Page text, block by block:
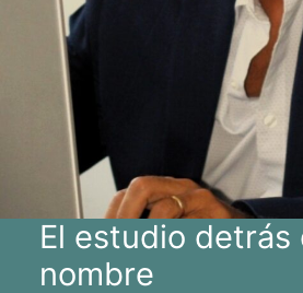
El estudio detrás
nombre